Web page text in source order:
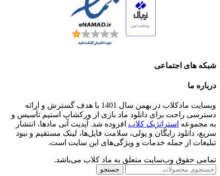
شبکه های اجتماعی
درباره ما
وبسایت مادکلاب در بهمن سال 1401 با هدف گسترش و ارائه
دسترسی راحت برای دانلود ماد بازی از ورکشاپ استیم تأسیس و
به مجموعه استراتژیک کلاب افزوده شد. آپدیت آنی مادها، انتشار
سریع، دانلود رایگان و پولی، سلامت فایل‌ها، لینک مستقیم و نبود
تبلیغات از جمله خدمات و ویژگی‌های این سایت است.
تمامی حقوق وب‌سایت متعلق به ماد کلاب می‌باشد.
جستجو